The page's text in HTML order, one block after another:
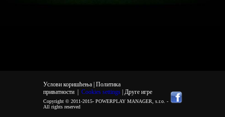
Услови коришћења | Политика
приватности| Cookies settings | Друге игре
Copyright © 2011-2015- POWERPLAY MANAGER, s.r.o. -
All rights reserved